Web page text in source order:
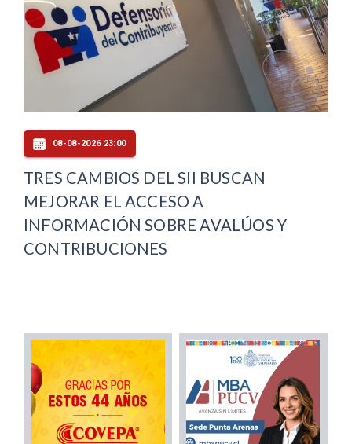
08-08-2026 23:00
TRES CAMBIOS DEL SII BUSCAN
MEJORAR EL ACCESO A
INFORMACIÓN SOBRE AVALÚOS Y
CONTRIBUCIONES